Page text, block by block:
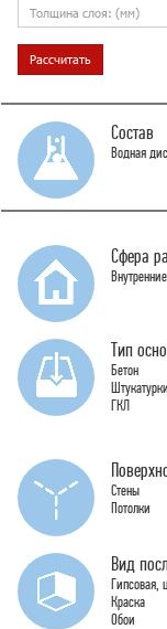
Состав
Водная
Сфера
Тип
Бетон
ГКЛ
Стены
Потолки
Вид
Гипсовая,
Краска
Обои